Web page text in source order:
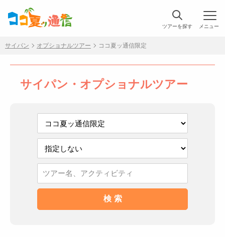
ツアーを探す
サイパン オプショナルツアー ココ夏ッ通信限定
サイパン・オプショナルツアー
メニュー